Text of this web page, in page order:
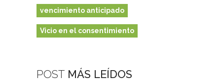
vencimiento anticipado
Vicio en el consentimiento
POST MÁS LEÍDOS